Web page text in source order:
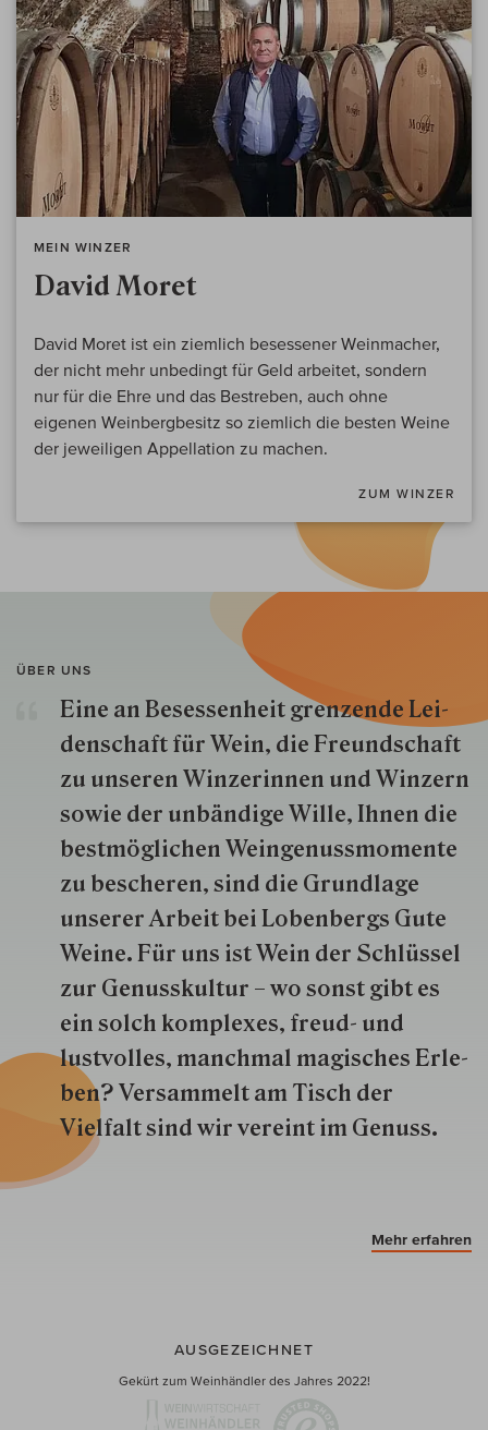
MEIN WINZER
David Moret
David Moret ist ein ziemlich besessener Weinmacher,
der nicht mehr unbedingt für Geld arbeitet, sondern
nur für die Ehre und das Bestreben, auch ohne
eigenen Weinbergbesitz so ziemlich die besten Weine
der jeweiligen Appellation zu machen.
ZUM WINZER
ÜBER UNS
Eine an Besessenheit gren­zende Lei­
den­schaft für Wein, die Freund­schaft
zu unseren Win­zer­innen und Win­zern
so­wie der un­bän­dige Wille, Ihnen die
best­mög­lich­en Wein­genuss­momente
zu besche­ren, sind die Grund­lage
unserer Arbeit bei Lobenbergs Gute
Weine. Für uns ist Wein der Schlüs­sel
zur Genuss­kultur – wo sonst gibt es
ein solch kom­plexes, freud- und
lustvolles, manchmal ma­gisch­es Er­le­
ben? Versammelt am Tisch der
Vielfalt sind wir ver­eint im Genuss.
Mehr erfahren
AUSGEZEICHNET
Gekürt zum Weinhändler des Jahres 2022!